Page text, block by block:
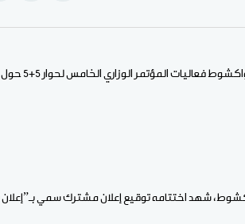
الأخبار (نواكشوط) –
شهد اختتامه توقيع إعلان مشترك سمي